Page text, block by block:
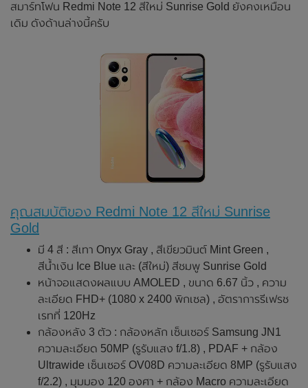
สมาร์ทโฟน Redmi Note 12 สีใหม่ Sunrise Gold ยังคงเหมือน
เดิม ดังด้านล่างนี้ครับ
คุณสมบัติของ Redmi Note 12 สีใหม่ Sunrise
Gold
มี 4 สี : สีเทา Onyx Gray , สีเขียวมินต์ Mint Green ,
สีน้ำเงิน Ice Blue และ (สีใหม่) สีชมพู Sunrise Gold
หน้าจอแสดงผลแบบ AMOLED , ขนาด 6.67 นิ้ว , ความ
ละเอียด FHD+ (1080 x 2400 พิกเซล) , อัตราการรีเฟรช
เรทที่ 120Hz
กล้องหลัง 3 ตัว : กล้องหลัก เซ็นเซอร์ Samsung JN1
ความละเอียด 50MP (รูรับแสง f/1.8) , PDAF + กล้อง
Ultrawide เซ็นเซอร์ OV08D ความละเอียด 8MP (รูรับแสง
f/2.2) , มุมมอง 120 องศา + กล้อง Macro ความละเอียด